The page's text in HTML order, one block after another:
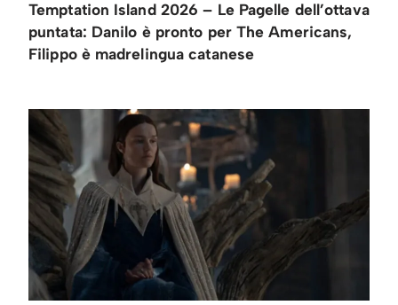
Temptation Island 2026 – Le Pagelle dell’ottava
puntata: Danilo è pronto per The Americans,
Filippo è madrelingua catanese